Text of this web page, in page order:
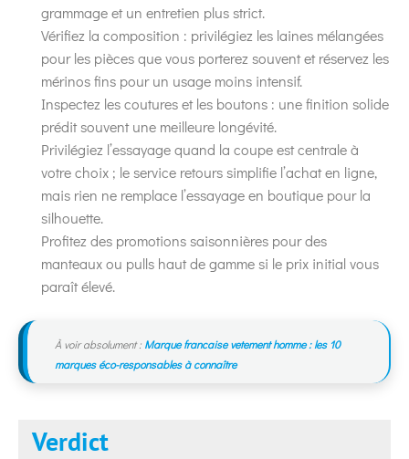
grammage et un entretien plus strict.
Vérifiez la composition : privilégiez les laines mélangées
pour les pièces que vous porterez souvent et réservez les
mérinos fins pour un usage moins intensif.
Inspectez les coutures et les boutons : une finition solide
prédit souvent une meilleure longévité.
Privilégiez l’essayage quand la coupe est centrale à
votre choix ; le service retours simplifie l’achat en ligne,
mais rien ne remplace l’essayage en boutique pour la
silhouette.
Profitez des promotions saisonnières pour des
manteaux ou pulls haut de gamme si le prix initial vous
paraît élevé.
À voir absolument : Marque francaise vetement homme : les 10
marques éco-responsables à connaître
Verdict